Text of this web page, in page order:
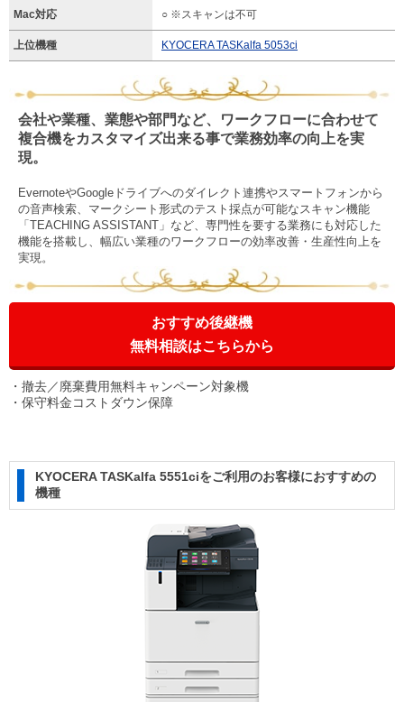
Mac対応 ○ ※スキャンは不可
上位機種 KYOCERA TASKalfa 5053ci
会社や業種、業態や部門など、ワークフローに合わせて
複合機をカスタマイズ出来る事で業務効率の向上を実
現。
EvernoteやGoogleドライブへのダイレクト連携やスマートフォンから
の音声検索、マークシート形式のテスト採点が可能なスキャン機能
「TEACHING ASSISTANT」など、専門性を要する業務にも対応した
機能を搭載し、幅広い業種のワークフローの効率改善・生産性向上を
実現。
おすすめ後継機
無料相談はこちらから
撤去／廃棄費用無料キャンペーン対象機
保守料金コストダウン保障
KYOCERA TASKalfa 5551ciをご利用のお客様におすすめの
機種